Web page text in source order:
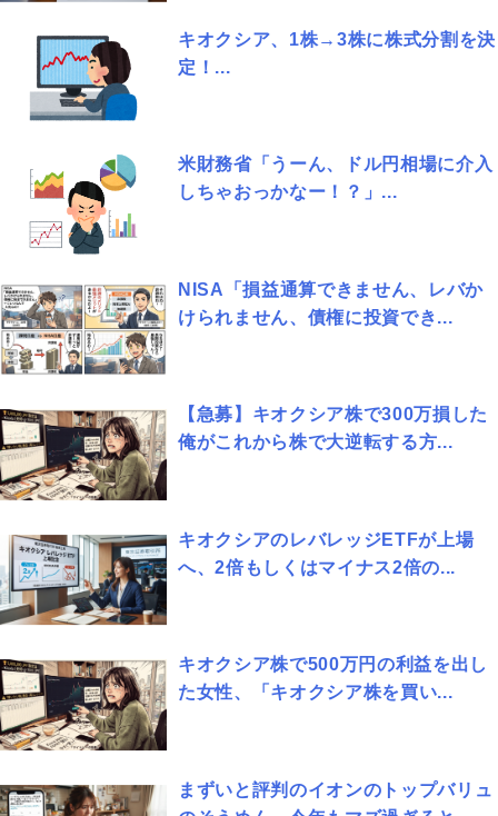
キオクシア、1株→3株に株式分割を決
定！...
米財務省「うーん、ドル円相場に介入
しちゃおっかなー！？」...
NISA「損益通算できません、レバか
けられません、債権に投資でき...
【急募】キオクシア株で300万損した
俺がこれから株で大逆転する方...
キオクシアのレバレッジETFが上場
へ、2倍もしくはマイナス2倍の...
キオクシア株で500万円の利益を出し
た女性、「キオクシア株を買い...
まずいと評判のイオンのトップバリュ